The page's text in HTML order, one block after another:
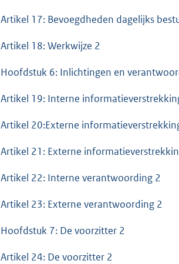
Artikel 17: Bevoegdheden dagelijks
Artikel 18: Werkwijze 2
Hoofdstuk 6: Inlichtingen en
Artikel 19: Interne
Artikel 20:Externe
Artikel 21: Externe
Artikel 22: Interne verantwoording 2
Artikel 23: Externe verantwoording 2
Hoofdstuk 7: De voorzitter 2
Artikel 24: De voorzitter 2